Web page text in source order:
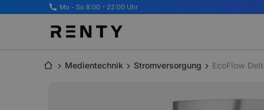
Mo - So 8:00 - 22:00 Uhr
Medientechnik Stromversorgung EcoFlow